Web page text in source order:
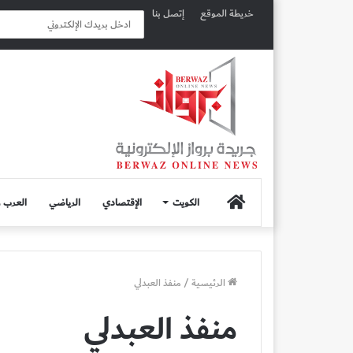
خريطة الموقع إتصل بنا
الصفحة
الرئيسية
الكويت الإقتصادي الرياضي العرب
الرئيسية/منفذ العبدلي
منفذ العبدلي